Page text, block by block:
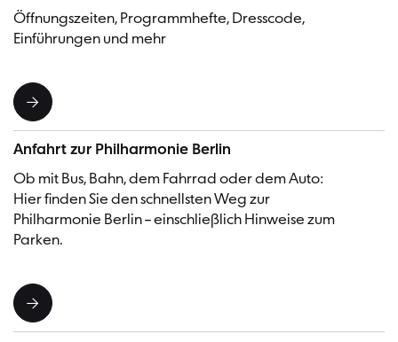
Öffnungszeiten, Programmhefte, Dresscode,
Einführungen und mehr
Anfahrt zur Philharmonie Berlin
Ob mit Bus, Bahn, dem Fahrrad oder dem Auto:
Hier finden Sie den schnellsten Weg zur
Philharmonie Berlin – einschließlich Hinweise zum
Parken.